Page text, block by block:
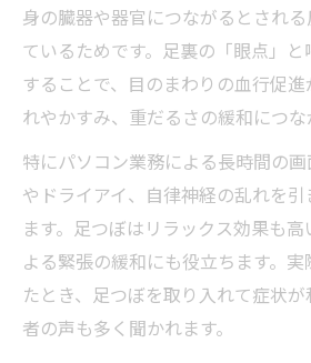
身の臓器や器官につながるとされ
ているためです。足裏の「眼点」
することで、目のまわりの血行促
れやかすみ、重だるさの緩和につな
特にパソコン業務による長時間の
やドライアイ、自律神経の乱れを
ます。足つぼはリラックス効果も
よる緊張の緩和にも役立ちます。
たとき、足つぼを取り入れて症状
者の声も多く聞かれます。